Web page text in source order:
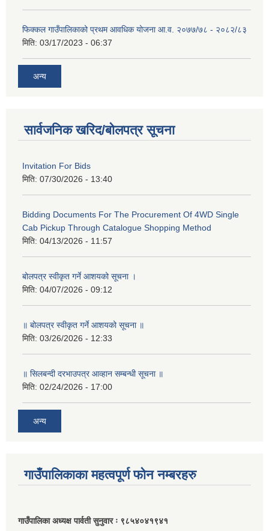
फिक्कल गाउँपालिकाको प्रथम आवधिक योजना आ.व. २०७७/७८ - २०८२/८३
मिति: 03/17/2023 - 06:37
अन्य
सार्वजनिक खरिद/बोलपत्र सूचना
Invitation For Bids
मिति: 07/30/2026 - 13:40
Bidding Documents For The Procurement Of 4WD Single
Cab Pickup Through Catalogue Shopping Method
मिति: 04/13/2026 - 11:57
बोलपत्र स्वीकृत गर्ने आशयको सूचना ।
मिति: 04/07/2026 - 09:12
॥ बोलपत्र स्वीकृत गर्ने आशयको सूचना ॥
मिति: 03/26/2026 - 12:33
॥ सिलबन्दी दरभाउपत्र आव्हान सम्बन्धी सूचना ॥
मिति: 02/24/2026 - 17:00
अन्य
गाउँपालिकाका महत्वपूर्ण फोन नम्बरहरु
गाउँपालिका अध्यक्ष पार्वती सुनुवार ः ९८५४०४१९४१